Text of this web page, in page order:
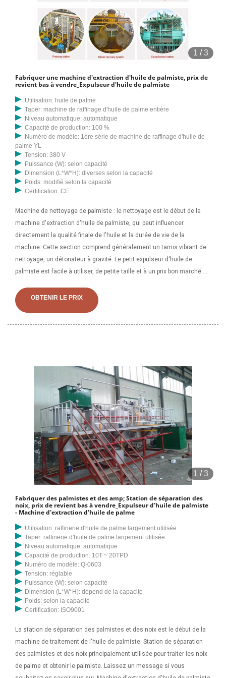
1 /3
Fabriquer une machine d'extraction d'huile de palmiste, prix de
revient bas à vendre_Expulseur d'huile de palmiste
Utilisation: huile de palme
Taper: machine de raffinage d'huile de palme entière
Niveau automatique: automatique
Capacité de production: 100 %
Numéro de modèle: 1ère série de machine de raffinage d'huile de
palme YL
Tension: 380 V
Puissance (W): selon capacité
Dimension (L*W*H): diverses selon la capacité
Poids: modifié selon la capacité
Certification: CE
Machine de nettoyage de palmiste : le nettoyage est le début de la
machine d'extraction d'huile de palmiste, qui peut influencer
directement la qualité finale de l'huile et la durée de vie de la
machine. Cette section comprend généralement un tamis vibrant de
nettoyage, un détonateur à gravité. Le petit expulseur d'huile de
palmiste est facile à utiliser, de petite taille et à un prix bon marché.
palmiste de vente chaude au Congo, en Indonésie, au Nigéria, en
Inde, au Cameroun, etc. Expulseur automatique d'huile de palmiste
OBTENIR LE PRIX
1 /3
Fabriquer des palmistes et des amp; Station de séparation des
noix, prix de revient bas à vendre_Expulseur d'huile de palmiste
- Machine d'extraction d'huile de palme
Utilisation: raffinerie d'huile de palme largement utilisée
Taper: raffinerie d'huile de palme largement utilisée
Niveau automatique: automatique
Capacité de production: 10T ~ 20TPD
Numéro de modèle: Q-0603
Tension: réglable
Puissance (W): selon capacité
Dimension (L*W*H): dépend de la capacité
Poids: selon la capacité
Certification: ISO9001
La station de séparation des palmistes et des noix est le début de la
machine de traitement de l'huile de palmiste. Station de séparation
des palmistes et des noix principalement utilisée pour traiter les noix
de palme et obtenir le palmiste. Laissez un message si vous